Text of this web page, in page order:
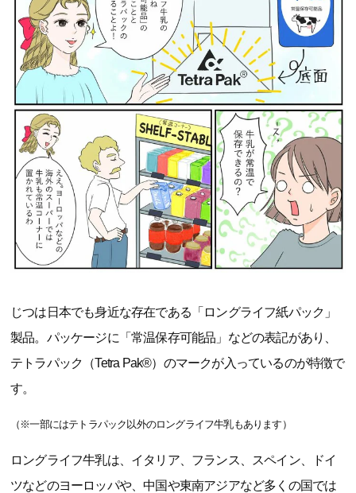
じつは日本でも身近な存在である「ロングライフ紙パック」
製品。パッケージに「常温保存可能品」などの表記があり、
テトラパック（Tetra Pak®）のマークが入っているのが特徴で
す。
（※一部にはテトラパック以外のロングライフ牛乳もあります）
ロングライフ牛乳は、イタリア、フランス、スペイン、ドイ
ツなどのヨーロッパや、中国や東南アジアなど多くの国では